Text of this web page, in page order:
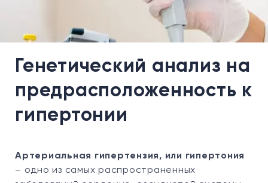
Генетический анализ на
предрасположенность к
гипертонии
Артериальная гипертензия, или гипертония
– одно из самых распространенных